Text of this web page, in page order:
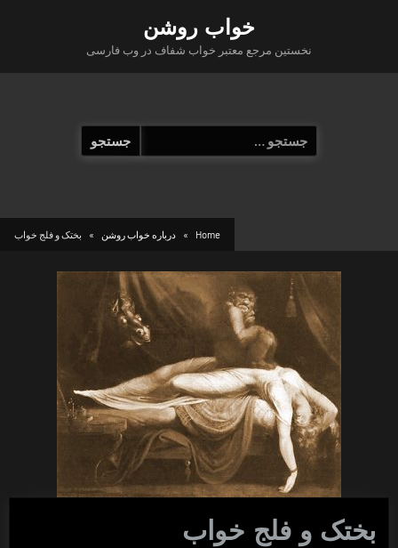
خواب روشن
نخستین مرجع معتبر خواب شفاف در وب فارسی
جستجو
برای:
Home درباره خواب روشن بختک و فلج خواب
بختک و فلج خواب